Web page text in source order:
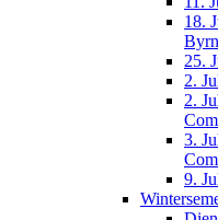
18.
25.
2.
2.
3.
9.